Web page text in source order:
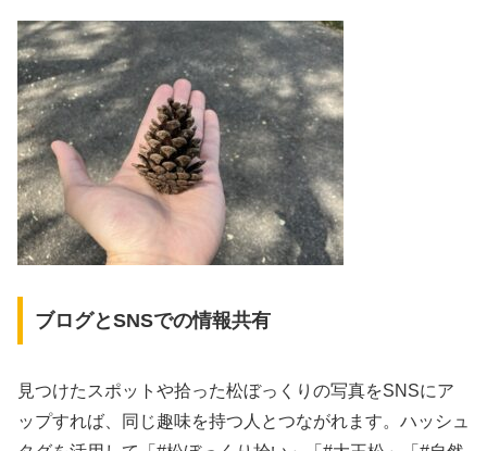
ブログとSNSでの情報共有
見つけたスポットや拾った松ぼっくりの写真をSNSにア
ップすれば、同じ趣味を持つ人とつながれます。ハッシュ